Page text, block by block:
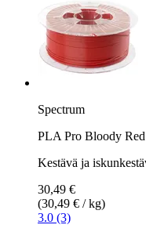
Spectrum
PLA Pro Bloody Red
Kestävä ja
30,49 €
(30,49 € / kg)
3.0 (3)